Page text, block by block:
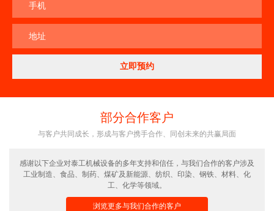
手机
地址
部分合作客户
与客户共同成长，形成与客户携手合作、同创未来的共赢局面
感谢以下企业对泰工机械设备的多年支持和信任，与我们合作的客户涉及
工业制造、食品、制药、煤矿及新能源、纺织、印染、钢铁、材料、化
工、化学等领域。
浏览更多与我们合作的客户